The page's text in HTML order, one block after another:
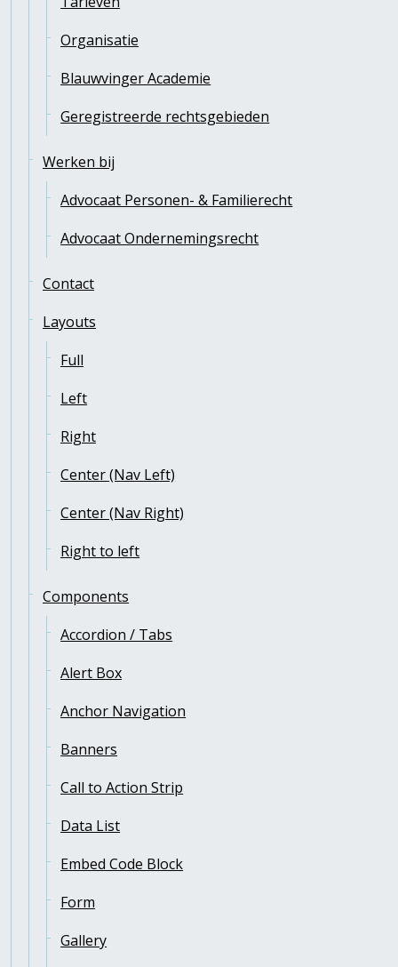
Organisatie
Blauwvinger Academie
Geregistreerde rechtsgebieden
Werken bij
Advocaat Personen- & Familierecht
Advocaat Ondernemingsrecht
Contact
Layouts
Full
Left
Right
Center (Nav Left)
Center (Nav Right)
Right to left
Components
Accordion / Tabs
Alert Box
Anchor Navigation
Banners
Call to Action Strip
Data List
Embed Code Block
Form
Gallery